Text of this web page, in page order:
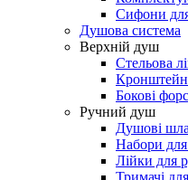
Сифони
Душова система
Верхній душ
Стельова
Бокові
Ручний душ
Душові
Набори
Лійки для
Тримачі